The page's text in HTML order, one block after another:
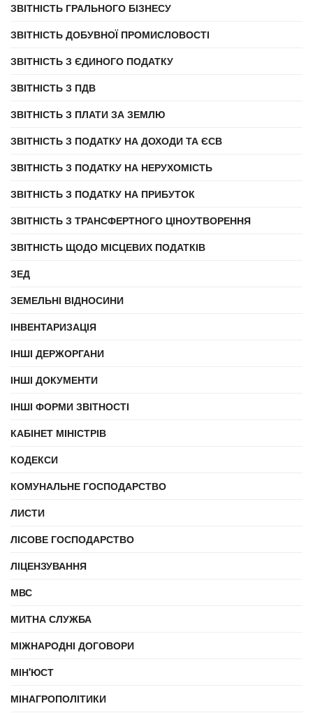
ЗВІТНІСТЬ ГРАЛЬНОГО БІЗНЕСУ
ЗВІТНІСТЬ ДОБУВНОЇ ПРОМИСЛОВОСТІ
ЗВІТНІСТЬ З ЄДИНОГО ПОДАТКУ
ЗВІТНІСТЬ З ПДВ
ЗВІТНІСТЬ З ПЛАТИ ЗА ЗЕМЛЮ
ЗВІТНІСТЬ З ПОДАТКУ НА ДОХОДИ ТА ЄСВ
ЗВІТНІСТЬ З ПОДАТКУ НА НЕРУХОМІСТЬ
ЗВІТНІСТЬ З ПОДАТКУ НА ПРИБУТОК
ЗВІТНІСТЬ З ТРАНСФЕРТНОГО ЦІНОУТВОРЕННЯ
ЗВІТНІСТЬ ЩОДО МІСЦЕВИХ ПОДАТКІВ
ЗЕД
ЗЕМЕЛЬНІ ВІДНОСИНИ
ІНВЕНТАРИЗАЦІЯ
ІНШІ ДЕРЖОРГАНИ
ІНШІ ДОКУМЕНТИ
ІНШІ ФОРМИ ЗВІТНОСТІ
КАБІНЕТ МІНІСТРІВ
КОДЕКСИ
КОМУНАЛЬНЕ ГОСПОДАРСТВО
ЛИСТИ
ЛІСОВЕ ГОСПОДАРСТВО
ЛІЦЕНЗУВАННЯ
МВС
МИТНА СЛУЖБА
МІЖНАРОДНІ ДОГОВОРИ
МІН'ЮСТ
МІНАГРОПОЛІТИКИ